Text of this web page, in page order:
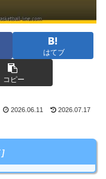
はてブ
コピー
2026.06.11 2026.07.17